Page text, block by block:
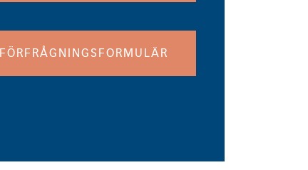
FÖRFRÅGNINGSFORMULÄR